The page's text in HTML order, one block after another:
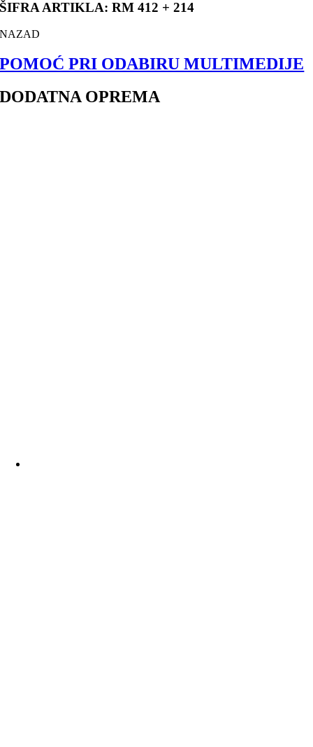
ŠIFRA ARTIKLA: RM 412 + 214
NAZAD
POMOĆ PRI ODABIRU MULTIMEDIJE
DODATNA OPREMA